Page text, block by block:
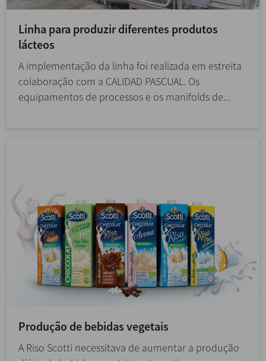
Linha para produzir diferentes produtos
lácteos
A implementação da linha foi realizada em estreita
colaboração com a CALIDAD PASCUAL. Os
equipamentos de processos e os manifolds de...
Produção de bebidas vegetais
A Riso Scotti necessitava de aumentar a produção